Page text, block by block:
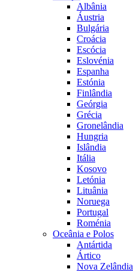
Albânia
Áustria
Bulgária
Croácia
Escócia
Eslovénia
Espanha
Estónia
Finlândia
Geórgia
Grécia
Gronelândia
Hungria
Islândia
Itália
Kosovo
Letónia
Lituânia
Noruega
Portugal
Roménia
Oceânia e Polos
Antártida
Ártico
Nova Zelândia